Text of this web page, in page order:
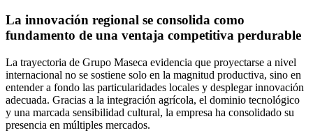
La innovación regional se consolida como
fundamento de una ventaja competitiva perdurable
La trayectoria de Grupo Maseca evidencia que proyectarse a nivel
internacional no se sostiene solo en la magnitud productiva, sino en
entender a fondo las particularidades locales y desplegar innovación
adecuada. Gracias a la integración agrícola, el dominio tecnológico
y una marcada sensibilidad cultural, la empresa ha consolidado su
presencia en múltiples mercados.